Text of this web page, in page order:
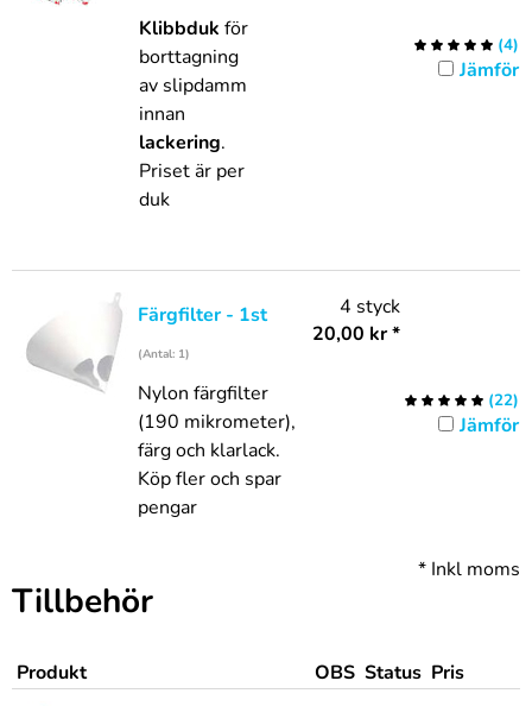
Klibbduk för
borttagning
av slipdamm
innan
lackering.
Priset är per
duk
(4)
Jämför
Färgfilter - 1st
(Antal: 1)
Nylon färgfilter
(190 mikrometer),
färg och klarlack.
Köp fler och spar
pengar
4 styck
20,00 kr*
(22)
Jämför
* Inkl moms
Tillbehör
Produkt OBS Status Pris